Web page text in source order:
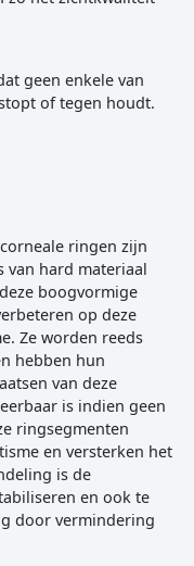
geen enkele van
of tegen houdt.
ringen zijn
van hard materiaal
boogvormige
op deze
Ze worden reeds
hebben hun
van deze
is indien geen
ringsegmenten
en versterken het
is de
en ook te
door vermindering